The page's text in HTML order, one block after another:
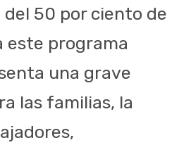
del 50 por ciento de
este programa
una grave
las familias, la